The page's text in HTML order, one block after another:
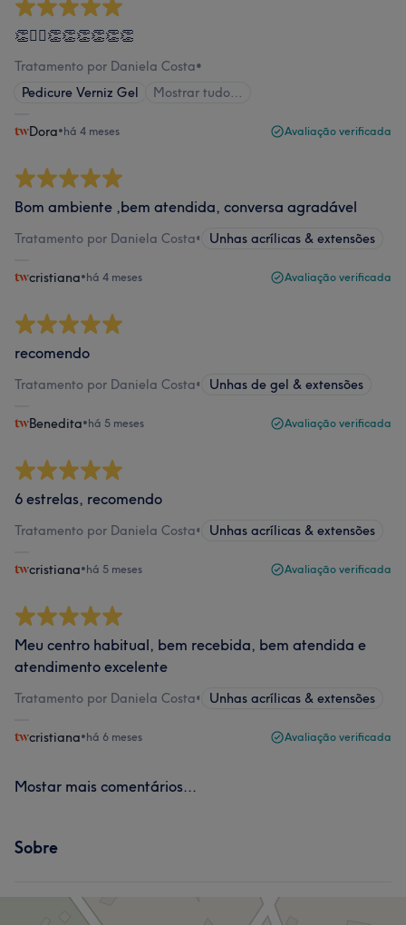
👏❤️‍🔥👏👏👏👏👏👏
Tratamento por Daniela Costa•
Pedicure Verniz Gel
Mostrar tudo…
Dora•há 4 meses Avaliação verificada
Bom ambiente ,bem atendida, conversa agradável
Tratamento por Daniela Costa• Unhas acrílicas & extensões
cristiana•há 4 meses Avaliação verificada
recomendo
Tratamento por Daniela Costa• Unhas de gel & extensões
Benedita•há 5 meses Avaliação verificada
6 estrelas, recomendo
Tratamento por Daniela Costa• Unhas acrílicas & extensões
cristiana•há 5 meses Avaliação verificada
Meu centro habitual, bem recebida, bem atendida e
atendimento excelente
Tratamento por Daniela Costa• Unhas acrílicas & extensões
cristiana•há 6 meses Avaliação verificada
Mostar mais comentários...
Sobre